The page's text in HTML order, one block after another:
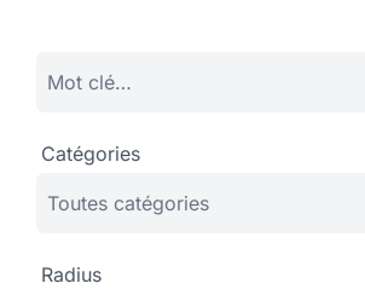
Catégories
Radius